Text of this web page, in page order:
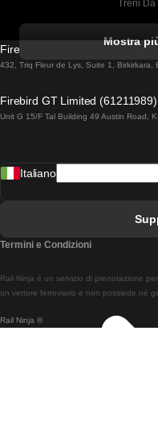
Treni Da
Treni
Treni
Treni
Treni
Mostra
Firebird GT Limited (OC 1451)
432, Triq Fleur de Lys, Suite 1, Birkirkara,
Firebird GT Limited (61211989)
Unit G 15/F Tal Building 49 Austin Road,
Rail Ninja ®
Rail Ninja è un servizio di prenotazione
un vettore ferroviario e non possiede né
Italiano
Termini e Condizioni